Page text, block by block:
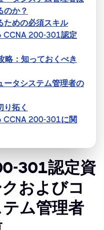
のか？
ための必須スキル
CCNA 200-301認定
：知っておくべき
ータシステム管理者の
拓く
CCNA 200-301に関
301認定資
およびコ
ム管理者